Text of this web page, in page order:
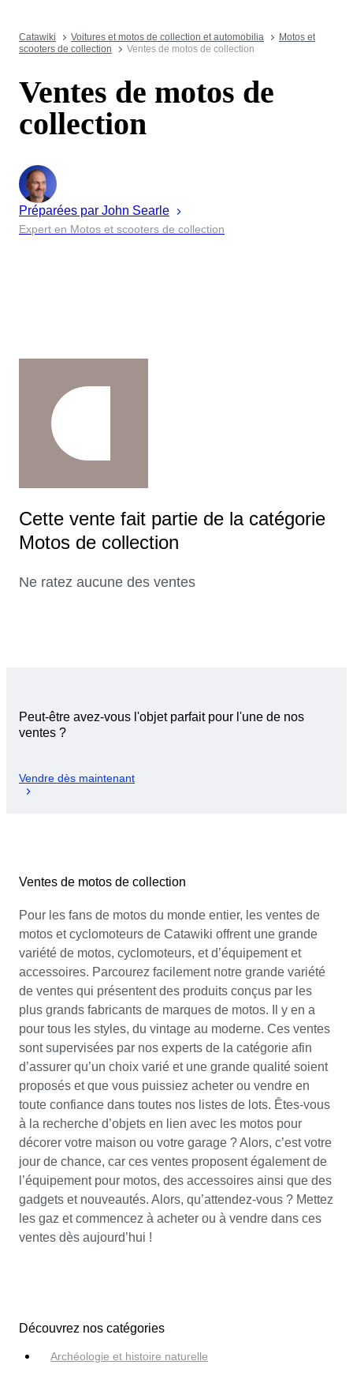
Catawiki Voitures et motos de collection et automobilia
Motos et
scooters de collection
Ventes de motos de collection
Ventes de motos de
collection
Préparées par John Searle
Expert en Motos et scooters de collection
Cette vente fait partie de la catégorie
Motos de collection
Ne ratez aucune des ventes
Peut-être avez-vous l'objet parfait pour l'une de nos
ventes ?
Vendre dès maintenant
Ventes de motos de collection
Pour les fans de motos du monde entier, les ventes de
motos et cyclomoteurs de Catawiki offrent une grande
variété de motos, cyclomoteurs, et d’équipement et
accessoires. Parcourez facilement notre grande variété
de ventes qui présentent des produits conçus par les
plus grands fabricants de marques de motos. Il y en a
pour tous les styles, du vintage au moderne. Ces ventes
sont supervisées par nos experts de la catégorie afin
d’assurer qu’un choix varié et une grande qualité soient
proposés et que vous puissiez acheter ou vendre en
toute confiance dans toutes nos listes de lots. Êtes-vous
à la recherche d’objets en lien avec les motos pour
décorer votre maison ou votre garage ? Alors, c’est votre
jour de chance, car ces ventes proposent également de
l’équipement pour motos, des accessoires ainsi que des
gadgets et nouveautés. Alors, qu’attendez-vous ? Mettez
les gaz et commencez à acheter ou à vendre dans ces
ventes dès aujourd’hui !
Découvrez nos catégories
Archéologie et histoire naturelle